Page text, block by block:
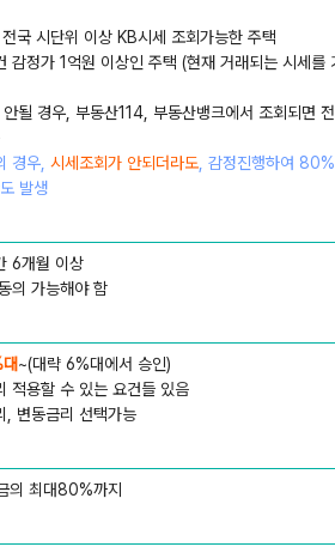
국 시단위 이상 KB시세 조회가능한 주택
감정가 1억원 이상인 주택 (현재 거래되는 시세를
될 경우, 부동산114, 부동산뱅크에서 조회되면
경우, 시세조회가 안되더라도 , 감정진행하여
발생
6개월 이상
의 가능해야 함
~(대략 6%대에서 승인)
적용할 수 있는 요건들 있음
, 변동금리 선택가능
의 최대80%까지